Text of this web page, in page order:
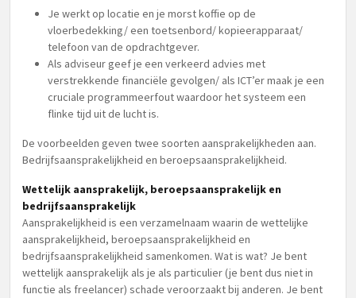
Je werkt op locatie en je morst koffie op de
vloerbedekking/ een toetsenbord/ kopieerapparaat/
telefoon van de opdrachtgever.
Als adviseur geef je een verkeerd advies met
verstrekkende financiële gevolgen/ als ICT’er maak je een
cruciale programmeerfout waardoor het systeem een
flinke tijd uit de lucht is.
De voorbeelden geven twee soorten aansprakelijkheden aan.
Bedrijfsaansprakelijkheid en beroepsaansprakelijkheid.
Wettelijk aansprakelijk, beroepsaansprakelijk en
bedrijfsaansprakelijk
Aansprakelijkheid is een verzamelnaam waarin de wettelijke
aansprakelijkheid, beroepsaansprakelijkheid en
bedrijfsaansprakelijkheid samenkomen. Wat is wat? Je bent
wettelijk aansprakelijk als je als particulier (je bent dus niet in
functie als freelancer) schade veroorzaakt bij anderen. Je bent